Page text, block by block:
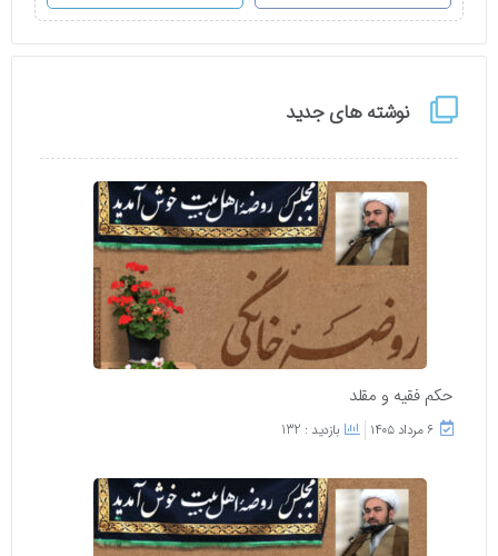
نوشته های جدید
حکم فقیه و مقلد
۶ مرداد ۱۴۰۵ بازدید : 132